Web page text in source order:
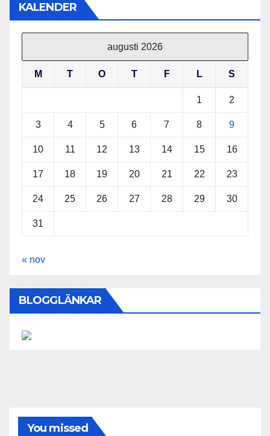
KALENDER
augusti 2026
M T O T F L S
1 2
3 4 5 6 7 8 9
10 11 12 13 14 15 16
17 18 19 20 21 22 23
24 25 26 27 28 29 30
31
« nov
BLOGGLÄNKAR
You missed